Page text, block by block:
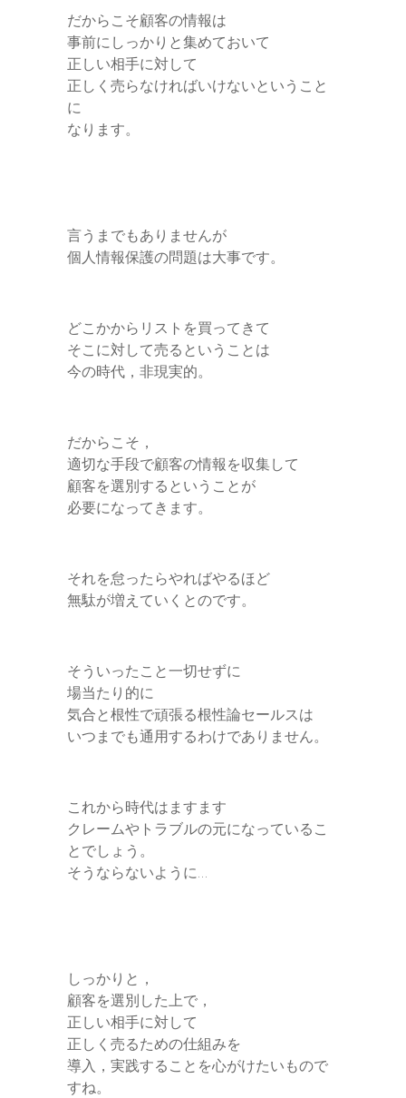
だからこそ顧客の情報は
事前にしっかりと集めておいて
正しい相手に対して
正しく売らなければいけないということ
に
なります。
言うまでもありませんが
個人情報保護の問題は大事です。
どこかからリストを買ってきて
そこに対して売るということは
今の時代，非現実的。
だからこそ，
適切な手段で顧客の情報を収集して
顧客を選別するということが
必要になってきます。
それを怠ったらやればやるほど
無駄が増えていくとのです。
そういったこと一切せずに
場当たり的に
気合と根性で頑張る根性論セールスは
いつまでも通用するわけでありません。
これから時代はますます
クレームやトラブルの元になっているこ
とでしょう。
そうならないように…
しっかりと，
顧客を選別した上で，
正しい相手に対して
正しく売るための仕組みを
導入，実践することを心がけたいもので
すね。